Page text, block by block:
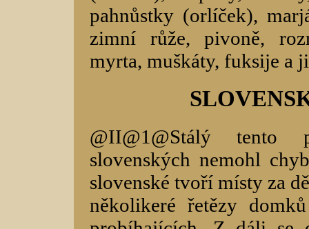
pahnůstky (orlíček),
zimní růže, pivoně,
myrta, muškáty, fuksije a
@II@1@Stálý tento
slovenských nemohl
slovenské tvoří místy za
několikeré řetězy